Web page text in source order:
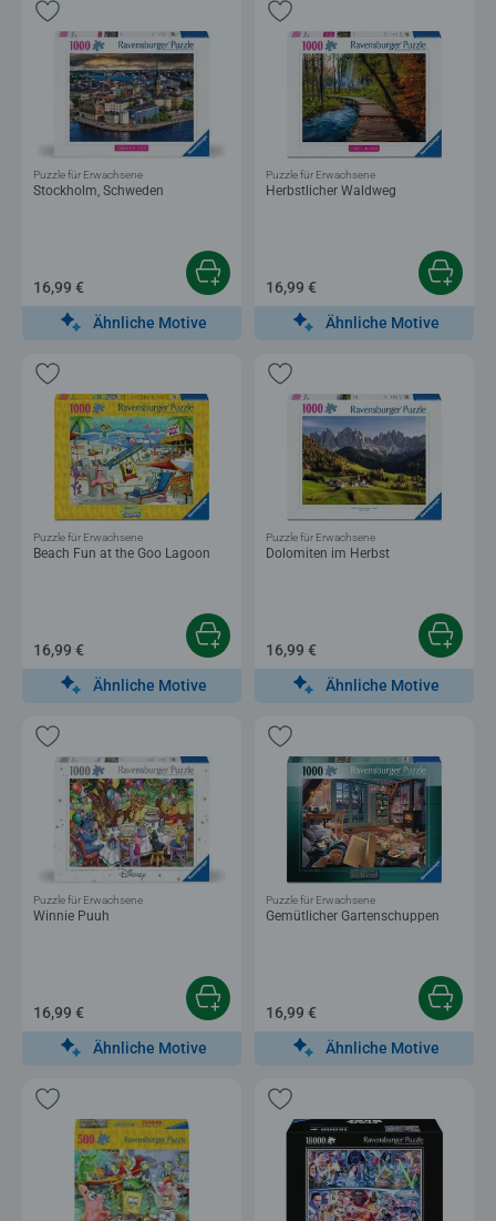
Stockholm, Schweden
Puzzle für Erwachsene
16,99 €
Ähnliche Motive
Herbstlicher Waldweg
Puzzle für Erwachsene
16,99 €
Ähnliche Motive
Beach Fun at the Goo Lagoon
Puzzle für Erwachsene
16,99 €
Ähnliche Motive
Dolomiten im Herbst
Puzzle für Erwachsene
16,99 €
Ähnliche Motive
Winnie Puuh
Puzzle für Erwachsene
16,99 €
Ähnliche Motive
Gemütlicher Gartenschuppen
Puzzle für Erwachsene
16,99 €
Ähnliche Motive